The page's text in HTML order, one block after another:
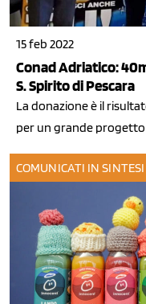
15 feb 2022
Conad Adriatico:
S. Spirito di Pescara
La donazione è il
per un grande progetto
COMUNICATI IN SINTESI